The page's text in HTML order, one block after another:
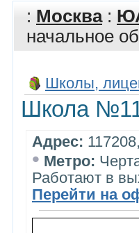
: Москва:
начальное
Школы,
Школа
Адрес:
• Метро:
Работают в
Перейти на